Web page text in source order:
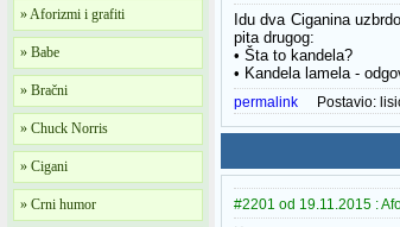
» Aforizmi i grafiti
» Babe
» Bračni
» Chuck Norris
» Cigani
» Crni humor
Idu dva Ciganina
pita drugog:
• Šta to kandela?
• Kandela lamela -
permalink Postavio:
#2201 od 19.11.2015 :